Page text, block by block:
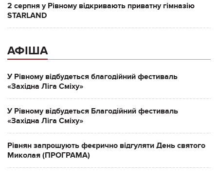
2 серпня у Рівному відкривають приватну гімназію
STARLAND
АФІША
У Рівному відбудеться благодійний фестиваль
«Західна Ліга Сміху»
У Рівному відбудеться Благодійний фестиваль
«Західна Ліга Сміху»
Рівнян запрошують феєрично відгуляти День святого
Миколая (ПРОГРАМА)